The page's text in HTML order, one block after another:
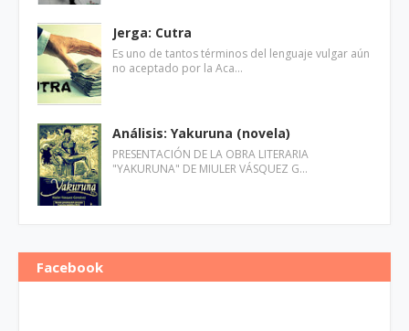
Jerga: Cutra
Es uno de tantos términos del lenguaje vulgar aún
no aceptado por la Aca…
Análisis: Yakuruna (novela)
PRESENTACIÓN DE LA OBRA LITERARIA
"YAKURUNA" DE MIULER VÁSQUEZ G…
Facebook